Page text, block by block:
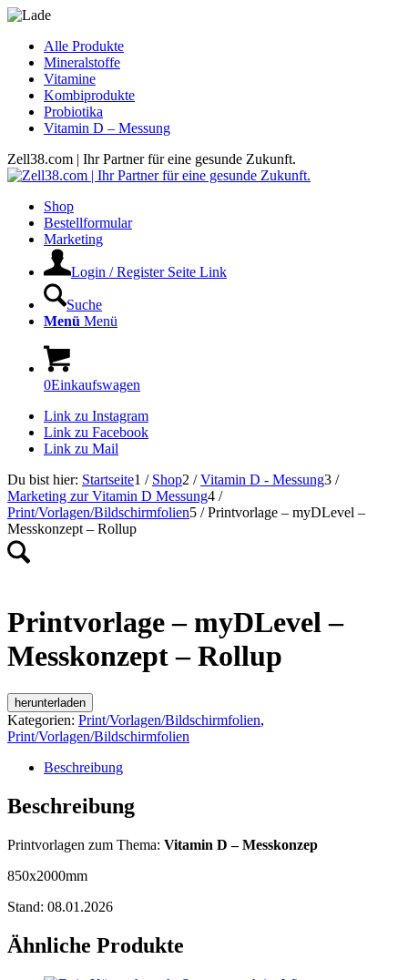
Alle Produkte
Mineralstoffe
Vitamine
Kombiprodukte
Probiotika
Vitamin D – Messung
Zell38.com | Ihr Partner für eine gesunde Zukunft.
Shop
Bestellformular
Marketing
Login / Register Seite Link
Suche
Menü Menü
0Einkaufswagen
Link zu Instagram
Link zu Facebook
Link zu Mail
Du bist hier: Startseite1 / Shop2 / Vitamin D - Messung3 /
Marketing zur Vitamin D Messung4 /
Print/Vorlagen/Bildschirmfolien5 / Printvorlage – myDLevel –
Messkonzept – Rollup
Printvorlage – myDLevel –
Messkonzept – Rollup
herunterladen
Kategorien: Print/Vorlagen/Bildschirmfolien,
Print/Vorlagen/Bildschirmfolien
Beschreibung
Beschreibung
Printvorlagen zum Thema: Vitamin D – Messkonzep
850x2000mm
Stand: 08.01.2026
Ähnliche Produkte